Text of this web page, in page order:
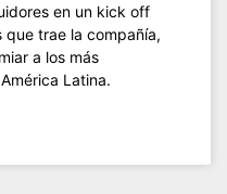
en un kick off
trae la compañía,
a los más
Latina.